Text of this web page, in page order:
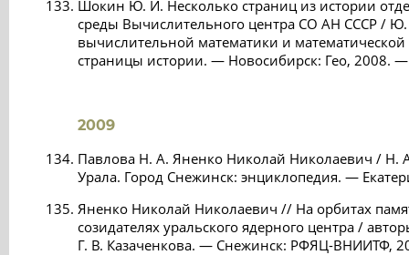
Шокин Ю. И. Несколько страниц из истории
среды Вычислительного центра СО АН СССР /
вычислительной математики и
страницы истории. — Новосибирск: Гео, 2008.
2009
Павлова Н. А. Яненко Николай Николаевич / Н.
Урала. Город Снежинск: энциклопедия. —
Яненко Николай Николаевич // На орбитах
созидателях уральского ядерного центра /
Г. В. Казаченкова. — Снежинск: РФЯЦ-ВНИИТФ,